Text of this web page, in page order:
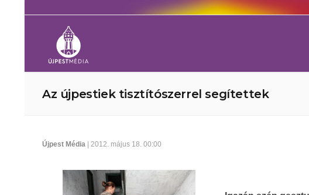
Az újpestiek tisztítószerrel segítettek
Újpest Média | 2012. május 18. 00:00